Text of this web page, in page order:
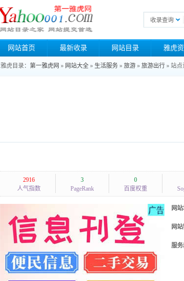
收录查询
网站首页 最新收录 网站目录 雅虎
雅虎目录： 第一雅虎网 » 网站大全 » 生活服务 » 旅游 » 旅游出行 » 站点
2916
人气指数
3
PageRank
0
百度权重
网站
网站
服务